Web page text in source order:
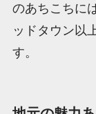
のあちこちに
ッドタウン以
す。